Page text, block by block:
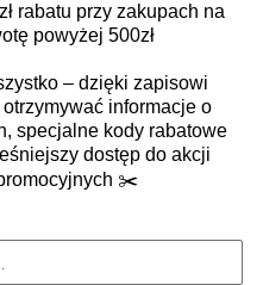
rabatu przy zakupach na
powyżej 500zł
– dzięki zapisowi
informacje o
specjalne kody rabatowe
dostęp do akcji
✂️